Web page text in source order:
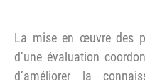
La mise en œuvre des
d’une évaluation
d’améliorer la